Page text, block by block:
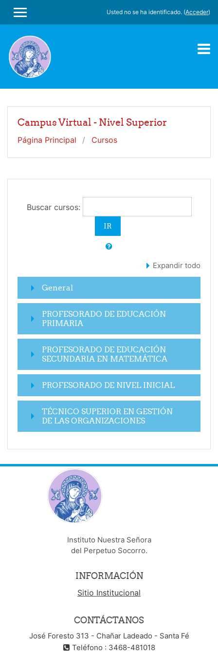
PANEL LATERAL
Usted no se ha identificado. (Acceder)
Campus Virtual - Nivel Superior
Página Principal Cursos
Buscar cursos:
Expandir todo
General
PROFESORADO DE EDUCACIÓN
PRIMARIA
PROFESORADO DE EDUCACIÓN
SECUNDARIA EN MATEMÁTICA
PROFESORADO DE NIVEL INICIAL
TÉCNICO SUPERIOR EN GESTIÓN
DE LAS ORGANIZACIONES
Instituto Nuestra Señora
del Perpetuo Socorro.
INFORMACIÓN
Sitio Institucional
CONTÁCTANOS
José Foresto 313 - Chañar Ladeado - Santa Fé
Teléfono : 3468-481018